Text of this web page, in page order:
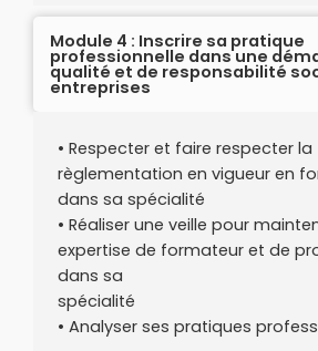
Module 4 : Inscrire sa pratique
professionnelle dans une
qualité et de responsabilité
entreprises
• Respecter et faire respecter la
règlementation en vigueur en
dans sa spécialité
• Réaliser une veille pour
expertise de formateur et de
dans sa
spécialité
• Analyser ses pratiques